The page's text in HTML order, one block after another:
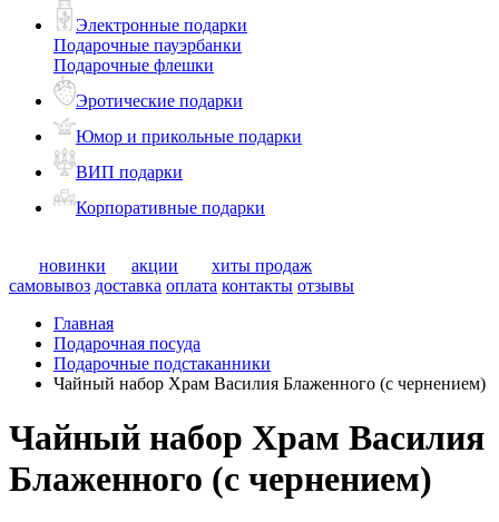
Электронные подарки
Подарочные пауэрбанки
Подарочные флешки
Эротические подарки
Юмор и прикольные подарки
ВИП подарки
Корпоративные подарки
новинки акции
хиты продаж
самовывоз доставка оплата контакты отзывы
Главная
Подарочная посуда
Подарочные подстаканники
Чайный набор Храм Василия Блаженного (с чернением)
Чайный набор Храм Василия
Блаженного (с чернением)